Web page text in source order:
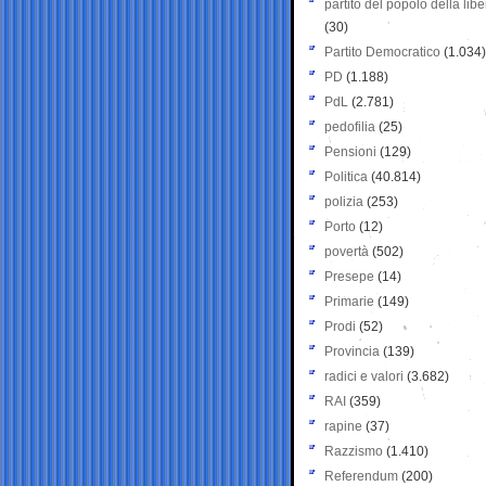
partito del popolo della
(30)
Partito Democratico (1.034)
PD (1.188)
PdL (2.781)
pedofilia (25)
Pensioni (129)
Politica (40.814)
polizia (253)
Porto (12)
povertà (502)
Presepe (14)
Primarie (149)
Prodi (52)
Provincia (139)
radici e valori (3.682)
RAI (359)
rapine (37)
Razzismo (1.410)
Referendum (200)